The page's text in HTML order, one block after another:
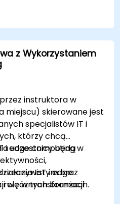
dla aplikacji IoT.
danych i
w czasie rzeczywistym
z różnymi protokołami i
IoT.
z Wykorzystaniem
instruktora w
miejscu) skierowane jest
specjalistów IT i
którzy chcą
i edge computing w
rzeczywistym oraz
w różnych branżach.
uczestnicy będą
IoT i edge
rolę w transformacji